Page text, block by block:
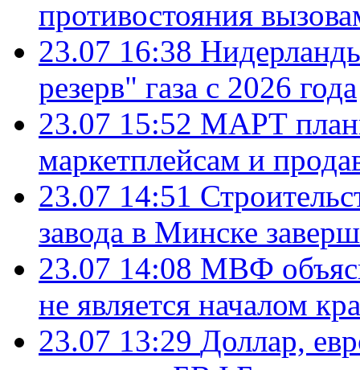
противостояния
23.07 16:38
резерв" газа с 2026 года
23.07 15:52 МАРТ
маркетплейсам и
23.07 14:51
завода в Минске
23.07 14:08 МВФ
не является началом
23.07 13:29 Доллар,